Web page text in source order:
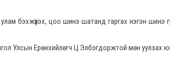
бэхжүүлэх, цоо шинэ шатанд гаргах нэгэн шинэ
Улсын Ерөнхийлөгч Ц.Элбэгдоржтой мөн уулзах